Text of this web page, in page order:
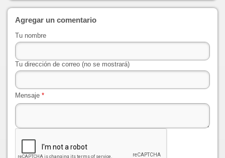
Agregar un comentario
Tu nombre
Tu dirección de correo (no se mostrará)
Mensaje *